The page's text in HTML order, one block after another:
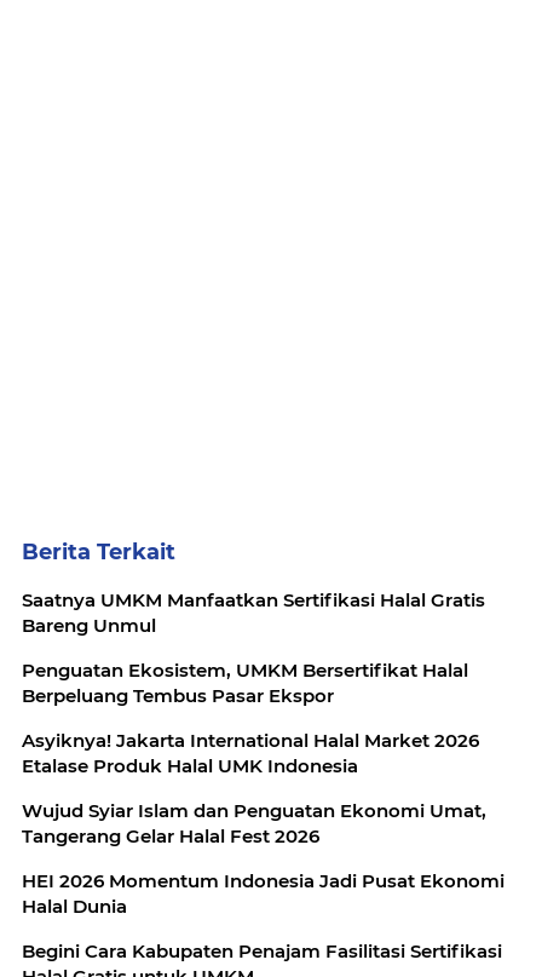
Berita Terkait
Saatnya UMKM Manfaatkan Sertifikasi Halal Gratis
Bareng Unmul
Penguatan Ekosistem, UMKM Bersertifikat Halal
Berpeluang Tembus Pasar Ekspor
Asyiknya! Jakarta International Halal Market 2026
Etalase Produk Halal UMK Indonesia
Wujud Syiar Islam dan Penguatan Ekonomi Umat,
Tangerang Gelar Halal Fest 2026
HEI 2026 Momentum Indonesia Jadi Pusat Ekonomi
Halal Dunia
Begini Cara Kabupaten Penajam Fasilitasi Sertifikasi